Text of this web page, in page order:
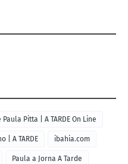
Pitta | A TARDE On Line
| A TARDE ibahia.com
Paula a Jorna A Tarde